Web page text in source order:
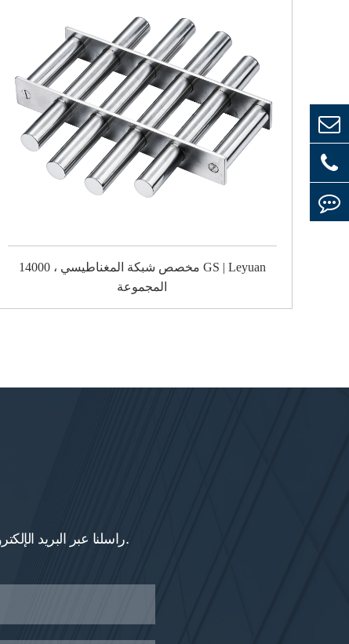
مخصص شبكة المغناطيسي ، 14000 GS | Leyuan
المجموعة
راسلنا عبر البريد الإلكتروني بأي أسئلة أو استفسارات أو استخدم بيانات الاتصال الخاصة بنا. يسعدنا الرد على أسئلتك.